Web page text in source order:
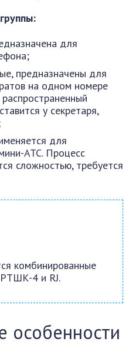
для
предназначены для
на одном номере
у секретаря,
для
АТС. Процесс
сложностью, требуется
комбинированные
4 и RJ.
особенности